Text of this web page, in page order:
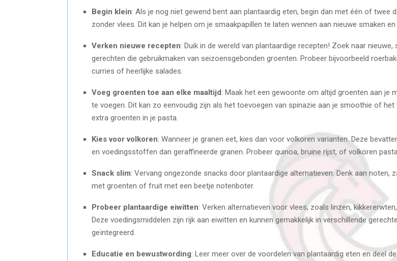
Begin klein: Als je nog niet gewend bent aan plantaardig eten, begin dan met één of twee
zonder vlees. Dit kan je helpen om je smaakpapillen te laten wennen aan nieuwe smaken en
Verken nieuwe recepten: Duik in de wereld van plantaardige recepten! Zoek naar nieuwe,
gerechten die gebruikmaken van seizoensgebonden groenten. Probeer bijvoorbeeld
curries of heerlijke salades.
Voeg groenten toe aan elke maaltijd: Maak het een gewoonte om altijd groenten aan je
te voegen. Dit kan zo eenvoudig zijn als het toevoegen van spinazie aan je smoothie of het
extra groenten in je pasta.
Kies voor volkoren: Wanneer je granen eet, kies dan voor volkoren varianten. Deze
en voedingsstoffen dan geraffineerde granen. Probeer quinoa, bruine rijst, of volkoren pasta.
Snack slim: Vervang ongezonde snacks door plantaardige alternatieven. Denk aan noten,
met groenten of fruit met een beetje notenboter.
Probeer plantaardige eiwitten: Verken alternatieven voor vlees, zoals linzen,
Deze voedingsmiddelen zijn rijk aan eiwitten en kunnen gemakkelijk in verschillende
geïntegreerd.
Educatie en bewustwording: Leer meer over de voordelen van plantaardig eten en deel